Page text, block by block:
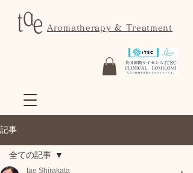
Aromatherapy & Treatment
記事
全ての記事
tae Shirakata